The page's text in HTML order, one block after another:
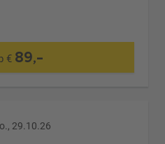
€ 89,-
29.10.26